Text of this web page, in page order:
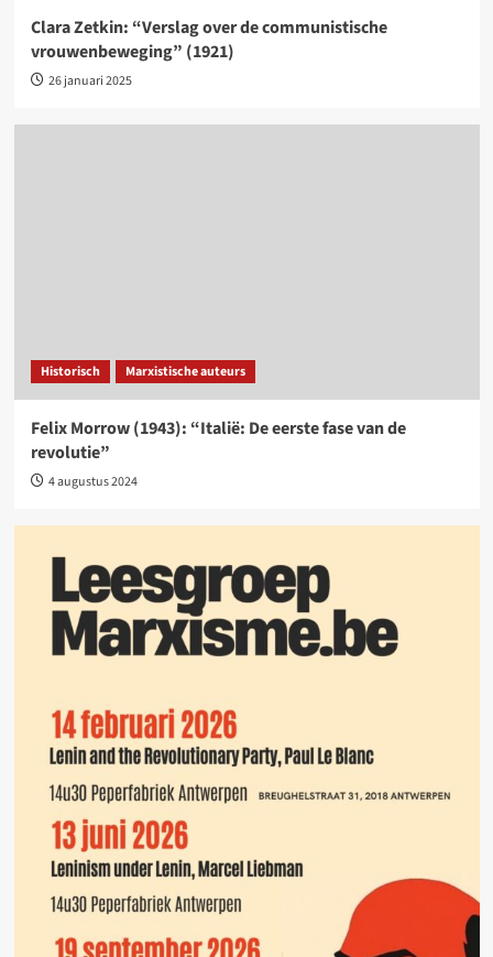
Clara Zetkin: “Verslag over de communistische
vrouwenbeweging” (1921)
26 januari 2025
Historisch Marxistische auteurs
Felix Morrow (1943): “Italië: De eerste fase van de
revolutie”
4 augustus 2024